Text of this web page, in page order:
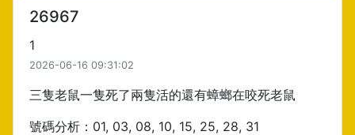
26967
1
2026-06-16 09:31:02
三隻老鼠一隻死了兩隻活的還有蟑螂在咬死老鼠
號碼分析：01, 03, 08, 10, 15, 25, 28, 31